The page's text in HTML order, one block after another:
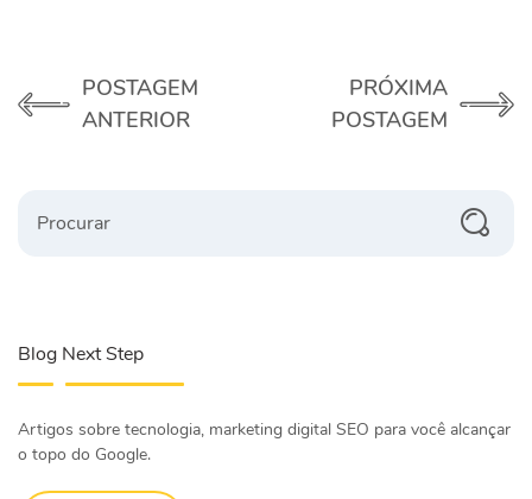
POSTAGEM
ANTERIOR
PRÓXIMA
POSTAGEM
Blog Next Step
Artigos sobre tecnologia, marketing digital SEO para você alcançar
o topo do Google.